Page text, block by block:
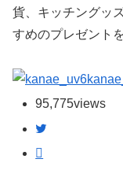
貨、キッチングッ
すめのプレゼント
95,775views